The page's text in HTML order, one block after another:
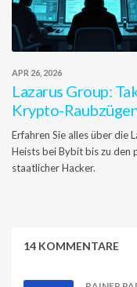
APR 26, 2026
Lazarus Group:
Krypto-
Erfahren Sie alles über die
Heists bei Bybit bis zu den
staatlicher Hacker.
14 KOMMENTARE